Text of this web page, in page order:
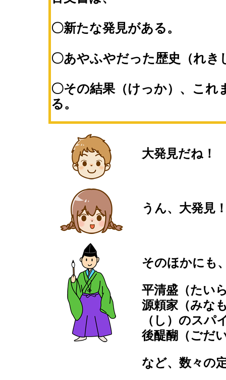
〇新たな発見がある。
〇あやふやだった歴史（れ
〇その結果（けっか）、こ
る。
大発見だね！
うん、大発見
そのほかにも
平清盛（たい
源頼家（みな
（し）のスパ
後醍醐（ごだ
など、数々の